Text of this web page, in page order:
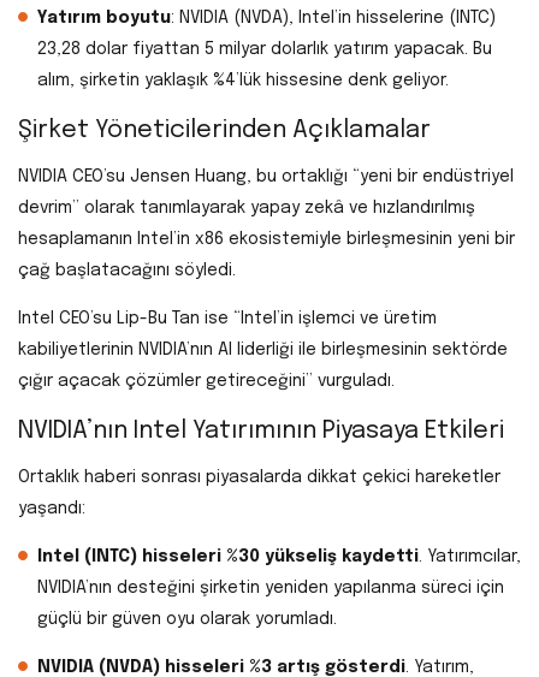
Yatırım boyutu: NVIDIA (NVDA), Intel’in hisselerine (INTC)
23,28 dolar fiyattan 5 milyar dolarlık yatırım yapacak. Bu
alım, şirketin yaklaşık %4’lük hissesine denk geliyor.
Şirket Yöneticilerinden Açıklamalar
NVIDIA CEO’su Jensen Huang, bu ortaklığı “yeni bir endüstriyel
devrim” olarak tanımlayarak yapay zekâ ve hızlandırılmış
hesaplamanın Intel’in x86 ekosistemiyle birleşmesinin yeni bir
çağ başlatacağını söyledi.
Intel CEO’su Lip-Bu Tan ise “Intel’in işlemci ve üretim
kabiliyetlerinin NVIDIA’nın AI liderliği ile birleşmesinin sektörde
çığır açacak çözümler getireceğini” vurguladı.
NVIDIA’nın Intel Yatırımının Piyasaya Etkileri
Ortaklık haberi sonrası piyasalarda dikkat çekici hareketler
yaşandı:
Intel (INTC) hisseleri %30 yükseliş kaydetti . Yatırımcılar,
NVIDIA’nın desteğini şirketin yeniden yapılanma süreci için
güçlü bir güven oyu olarak yorumladı.
NVIDIA (NVDA) hisseleri %3 artış gösterdi . Yatırım,